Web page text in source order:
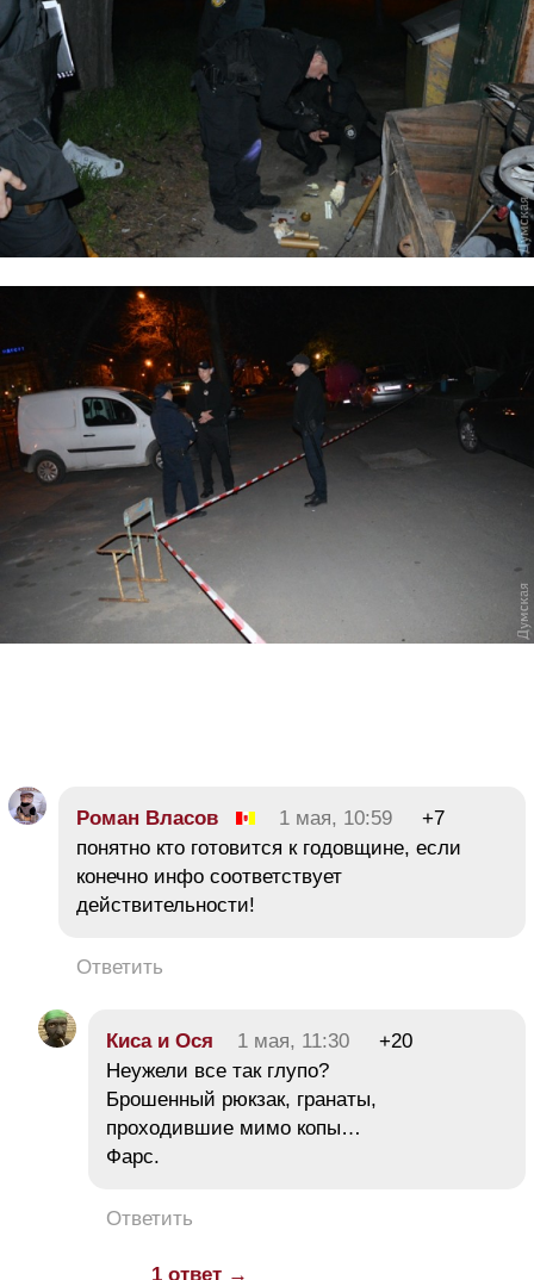
Роман Власов 1 мая, 10:59
+7
понятно кто готовится к годовщине, если
конечно инфо соответствует
действительности!
Ответить
Киса и Ося 1 мая, 11:30
+20
Неужели все так глупо?
Брошенный рюкзак, гранаты,
проходившие мимо копы…
Фарс.
Ответить
1 ответ →